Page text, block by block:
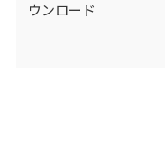
ウンロード